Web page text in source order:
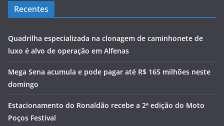
Recentes
Quadrilha especializada na clonagem de caminhonete de
luxo é alvo de operação em Alfenas
Mega Sena acumula e pode pagar até R$ 165 milhões neste
domingo
Estacionamento do Ronaldão recebe a 2ª edição do Moto
Poços Festival